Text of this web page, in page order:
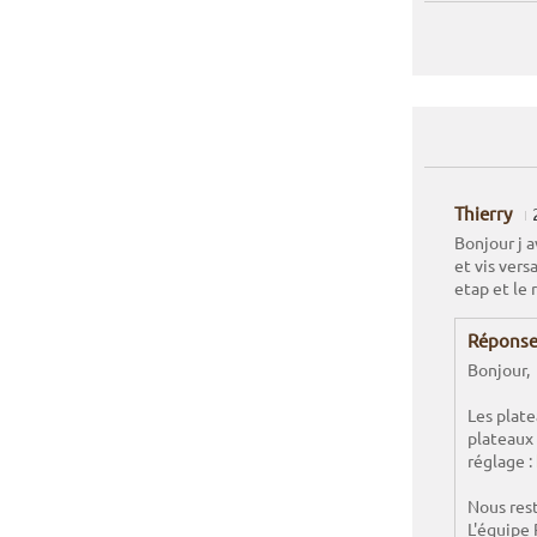
Thierry
Bonjour j
et vis
etap et le
Bonjour,
Les
réglage :
Nous
L'équipe